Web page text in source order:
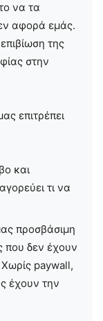
να τα
αφορά εμάς.
της
στην
επιτρέπει
και
τι να
προσβάσιμη
που δεν έχουν
paywall,
έχουν την